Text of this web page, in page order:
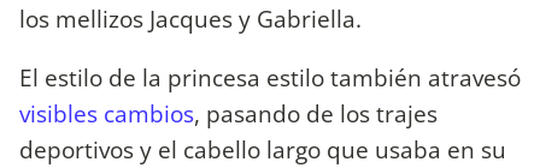
los mellizos Jacques y Gabriella.
El estilo de la princesa estilo también atravesó
visibles cambios, pasando de los trajes
deportivos y el cabello largo que usaba en su